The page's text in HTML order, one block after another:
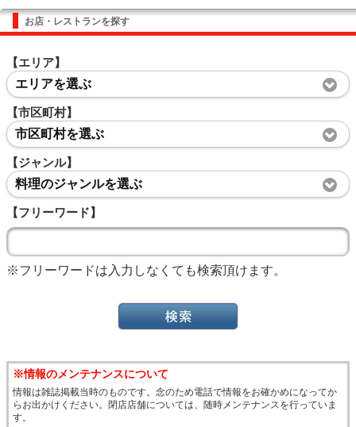
お店・レストランを探す
【エリア】
エリアを選ぶ
【市区町村】
市区町村を選ぶ
【ジャンル】
料理のジャンルを選ぶ
【フリーワード】
※フリーワードは入力しなくても検索頂けます。
※情報のメンテナンスについて
情報は雑誌掲載当時のものです。念のため電話で情報をお確かめになってか
らお出かけください。閉店店舗については、随時メンテナンスを行っていま
す。